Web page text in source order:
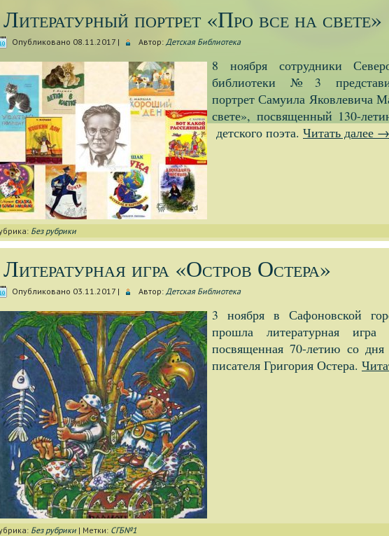
Литературный портрет «Про все на свете»
Опубликовано 08.11.2017 | Автор: Детская Библиотека
8 ноября сотрудники
библиотеки №3
портрет Самуила Яковлевича
свете», посвященный 130-
детского поэта. Читать далее →
Без рубрики
Литературная игра «Остров Остера»
Опубликовано 03.11.2017 | Автор: Детская Библиотека
3 ноября в Сафоновской
прошла литературная игра
посвященная 70-летию со дня
писателя Григория Остера.
Без рубрики | Метки: СГБ№1